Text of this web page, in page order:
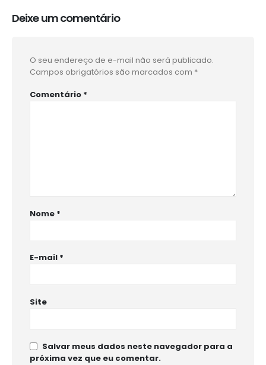
Deixe um comentário
O seu endereço de e-mail não será publicado.
Campos obrigatórios são marcados com *
Comentário *
Nome *
E-mail *
Site
Salvar meus dados neste navegador para a
próxima vez que eu comentar.